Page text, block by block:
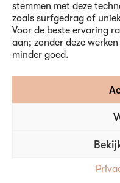
stemmen met deze
zoals surfgedrag of
Voor de beste ervaring
aan; zonder deze
minder goed.
Assessment
Daar moeten we vanaf.
kwaliteiten, drijfveren en